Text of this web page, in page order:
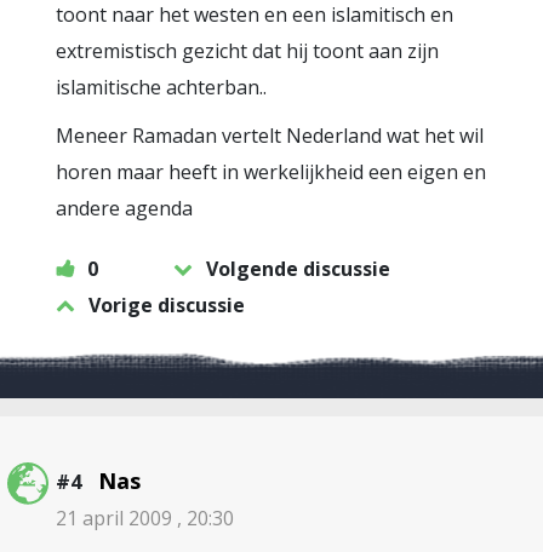
toont naar het westen en een islamitisch en
extremistisch gezicht dat hij toont aan zijn
islamitische achterban..
Meneer Ramadan vertelt Nederland wat het wil
horen maar heeft in werkelijkheid een eigen en
andere agenda
0
Volgende discussie
Vorige discussie
#4 Nas
21 april 2009 , 20:30